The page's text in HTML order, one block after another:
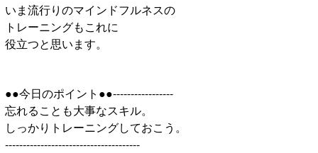
いま流行りのマインドフルネスの
トレーニングもこれに
役立つと思います。
●●今日のポイント●●-----------------
忘れることも大事なスキル。
しっかりトレーニングしておこう。
--------------------------------------